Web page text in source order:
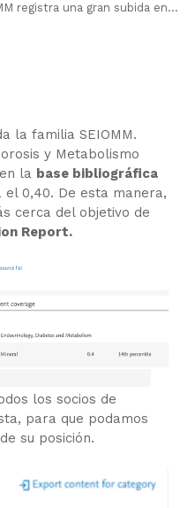
registra una gran subida en...
la familia SEIOMM.
y Metabolismo
la base bibliográfica
el 0,40. De esta manera,
cerca del objetivo de
Report.
los socios de
para que podamos
su posición.